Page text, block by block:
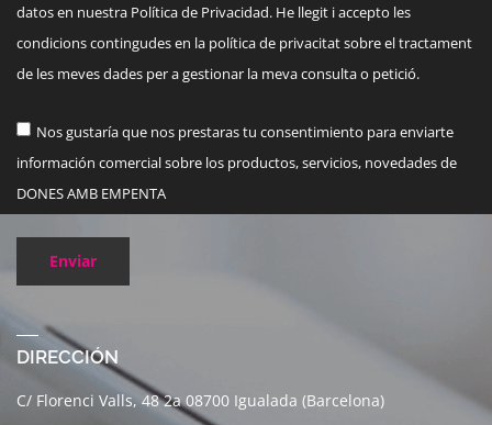
datos en nuestra Política de Privacidad. He llegit i accepto les
condicions contingudes en la política de privacitat sobre el tractament
de les meves dades per a gestionar la meva consulta o petició.
Nos gustaría que nos prestaras tu consentimiento para enviarte
información comercial sobre los productos, servicios, novedades de
DONES AMB EMPENTA
Enviar
DIRECCIÓN
C/ Florenci Valls, 48 2a 08700 Igualada (Barcelona)